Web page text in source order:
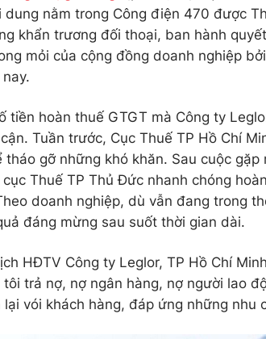
dung nằm trong Công điện 470 được
khẩn trương đối thoại, ban hành
mỏi của cộng đồng doanh nghiệp
tiền hoàn thuế GTGT mà Công ty
Tuần trước, Cục Thuế TP Hồ Chí
gỡ những khó khăn. Sau cuộc gặp
Thuế TP Thủ Đức nhanh chóng
doanh nghiệp, dù vẫn đang trong
đáng mừng sau suốt thời gian dài.
HĐTV Công ty Leglor, TP Hồ Chí
trả nợ, nợ ngân hàng, nợ người lao
vói khách hàng, đáp ứng những nhu